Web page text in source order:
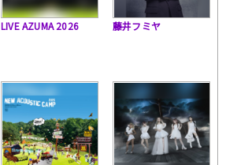
LIVE AZUMA 2026 藤井フミヤ